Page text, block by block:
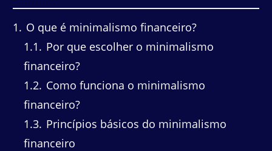
1
O que é minimalismo financeiro?
1.1
Por que escolher o minimalismo
financeiro?
1.2 Como funciona o minimalismo
financeiro?
1.3 Princípios básicos do minimalismo
financeiro